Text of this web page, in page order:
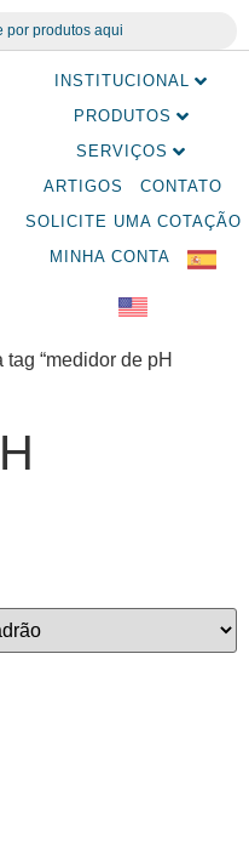
INSTITUCIONAL
PRODUTOS
SERVIÇOS
ARTIGOS
CONTATO
SOLICITE UMA COTAÇÃO
MINHA CONTA
“medidor de pH